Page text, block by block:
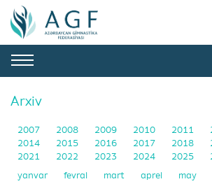
Arxiv
2007 2008 2009 2010 2011
2014
2015 2016 2017 2018
2021
2022 2023 2024 2025
yanvar fevral mart aprel may